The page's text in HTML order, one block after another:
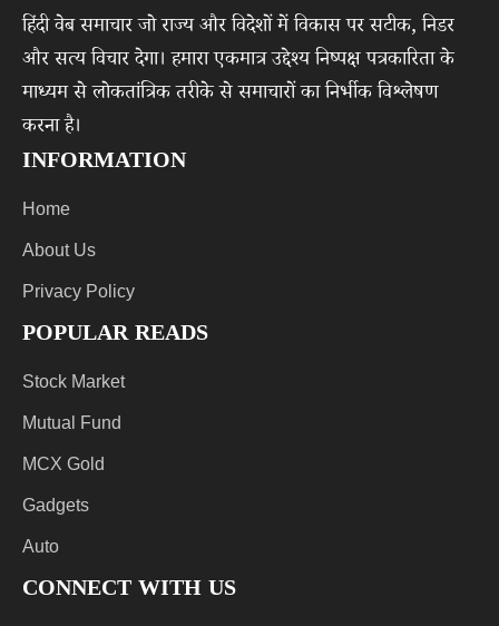
हिंदी वेब समाचार जो राज्य और विदेशों में विकास पर सटीक, निडर
और सत्य विचार देगा। हमारा एकमात्र उद्देश्य निष्पक्ष पत्रकारिता के
माध्यम से लोकतांत्रिक तरीके से समाचारों का निर्भीक विश्लेषण
करना है।
INFORMATION
Home
About Us
Privacy Policy
POPULAR READS
Stock Market
Mutual Fund
MCX Gold
Gadgets
Auto
CONNECT WITH US